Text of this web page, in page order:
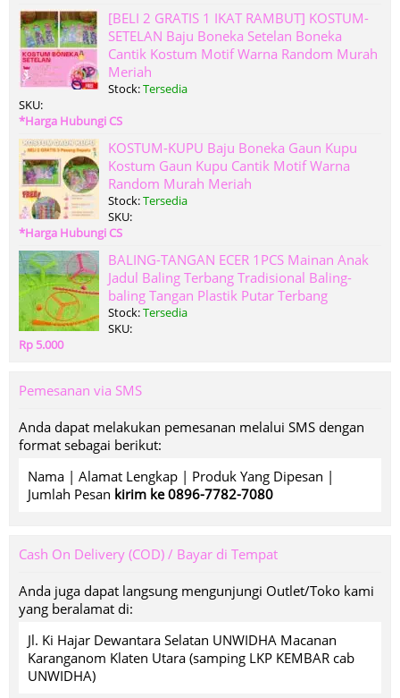
[BELI 2 GRATIS 1 IKAT RAMBUT] KOSTUM-
SETELAN Baju Boneka Setelan Boneka
Cantik Kostum Motif Warna Random Murah
Meriah
Stock:Tersedia
SKU:
*Harga Hubungi CS
KOSTUM-KUPU Baju Boneka Gaun Kupu
Kostum Gaun Kupu Cantik Motif Warna
Random Murah Meriah
Stock:Tersedia
SKU:
*Harga Hubungi CS
BALING-TANGAN ECER 1PCS Mainan Anak
Jadul Baling Terbang Tradisional Baling-
baling Tangan Plastik Putar Terbang
Stock:Tersedia
SKU:
Rp 5.000
Pemesanan via SMS
Anda dapat melakukan pemesanan melalui SMS dengan
format sebagai berikut:
Nama | Alamat Lengkap | Produk Yang Dipesan |
Jumlah Pesan kirim ke 0896-7782-7080
Cash On Delivery (COD) / Bayar di Tempat
Anda juga dapat langsung mengunjungi Outlet/Toko kami
yang beralamat di:
Jl. Ki Hajar Dewantara Selatan UNWIDHA Macanan
Karanganom Klaten Utara (samping LKP KEMBAR cab
UNWIDHA)